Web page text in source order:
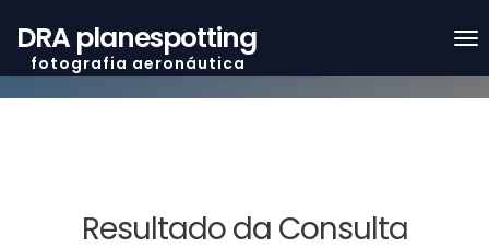
DRA planespotting
f o t o g r a f i a a e r o n á u t i c a
Resultado da Consulta